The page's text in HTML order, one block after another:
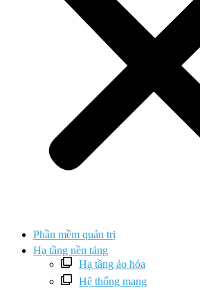
Phần mềm quản trị
Hạ tầng nền tảng
Hạ tầng ảo hóa
Hệ thống mạng